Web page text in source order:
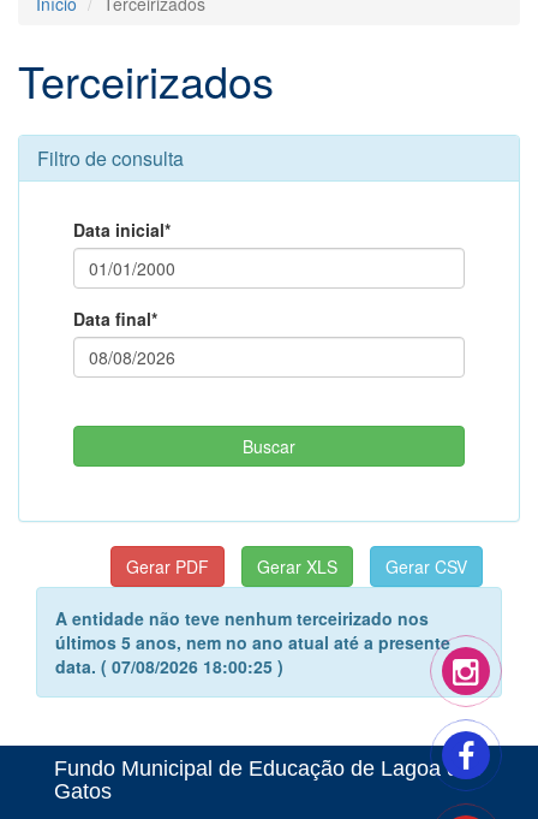
Terceirizados
Filtro de consulta
Data inicial*
Data final*
A entidade não teve nenhum terceirizado nos
últimos 5 anos, nem no ano atual até a presente
data. ( 07/08/2026 18:00:25 )
Fundo Municipal de Educação de Lagoa dos
Gatos